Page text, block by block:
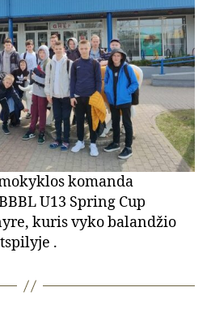
komanda
U13 Spring Cup
kuris vyko balandžio
.